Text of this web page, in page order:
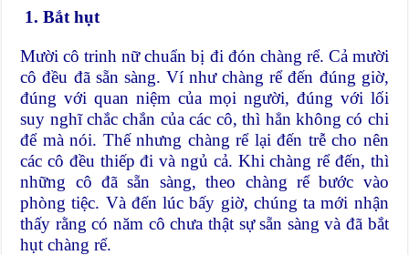
1. Bắt hụt
Mười cô trinh nữ chuẩn bị đi đón chàng rể. Cả mười
cô đều đã sẵn sàng. Ví như chàng rể đến đúng giờ,
đúng với quan niệm của mọi người, đúng với lối
suy nghĩ chắc chắn của các cô, thì hẳn không có chi
để mà nói. Thế nhưng chàng rể lại đến trễ cho nên
các cô đều thiếp đi và ngủ cả. Khi chàng rể đến, thì
những cô đã sẵn sàng, theo chàng rể bước vào
phòng tiệc. Và đến lúc bấy giờ, chúng ta mới nhận
thấy rằng có năm cô chưa thật sự sẵn sàng và đã bắt
hụt chàng rể.